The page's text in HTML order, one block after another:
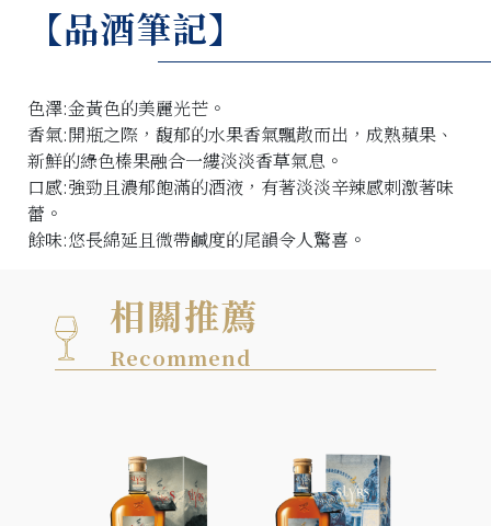
【品酒筆記】
色澤:金黃色的美麗光芒。
香氣:開瓶之際，馥郁的水果香氣飄散而出，成熟蘋果、
新鮮的綠色榛果融合一縷淡淡香草氣息。
口感:強勁且濃郁飽滿的酒液，有著淡淡辛辣感刺激著味
蕾。
餘味:悠長綿延且微帶鹹度的尾韻令人驚喜。
相關推薦
Recommend